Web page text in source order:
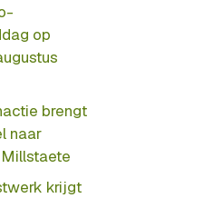
op
brengt
naar
krijgt